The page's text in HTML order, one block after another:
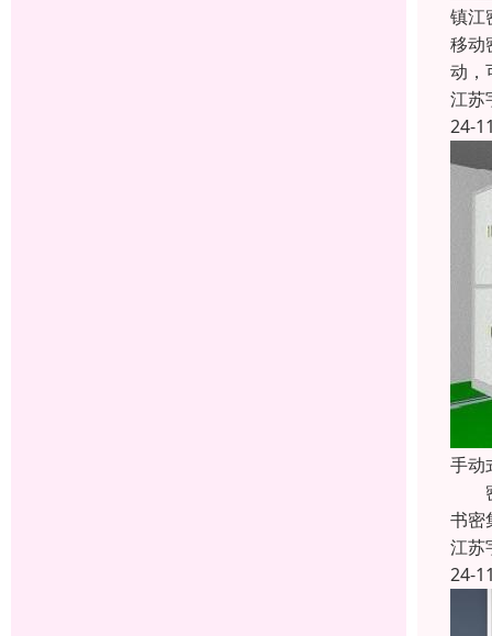
镇江
移动
动，
江苏
24-
手动
密
书
江苏
24-